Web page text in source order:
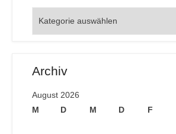
Archiv
August 2026
M
D M D F